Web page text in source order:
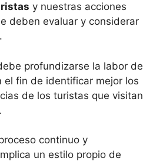
y nuestras acciones
deben evaluar y considerar
profundizarse la labor de
el fin de identificar mejor los
de los turistas que visitan
continuo y
un estilo propio de